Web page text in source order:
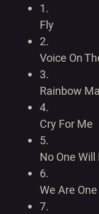
1.
Fly
2.
Voice On
3.
Rainbow
4.
Cry For Me
5.
No One
6.
We Are
7.